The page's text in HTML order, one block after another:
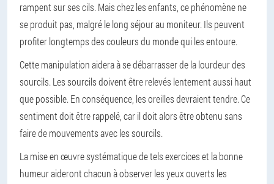
rampent sur ses cils. Mais chez les enfants, ce phénomène ne
se produit pas, malgré le long séjour au moniteur. Ils peuvent
profiter longtemps des couleurs du monde qui les entoure.
Cette manipulation aidera à se débarrasser de la lourdeur des
sourcils. Les sourcils doivent être relevés lentement aussi haut
que possible. En conséquence, les oreilles devraient tendre. Ce
sentiment doit être rappelé, car il doit alors être obtenu sans
faire de mouvements avec les sourcils.
La mise en œuvre systématique de tels exercices et la bonne
humeur aideront chacun à observer les yeux ouverts les